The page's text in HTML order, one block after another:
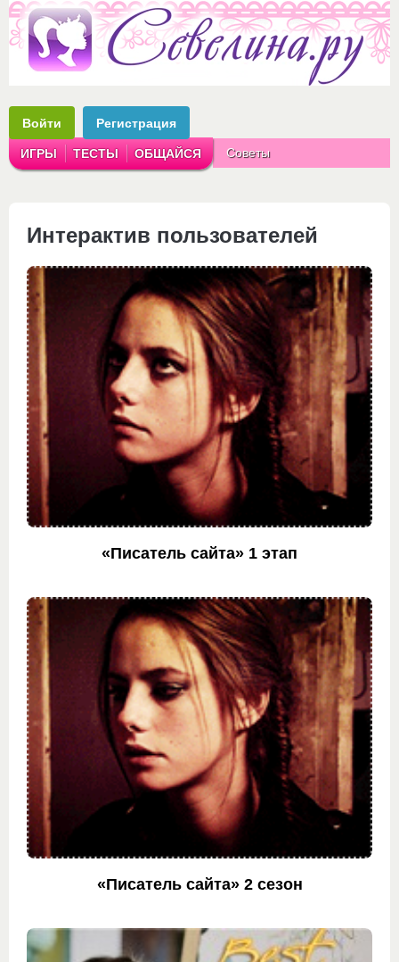
Войти Регистрация
ИГРЫ ТЕСТЫ ОБЩАЙСЯ Советы
Интерактив пользователей
«Писатель сайта» 1 этап
«Писатель сайта» 2 сезон